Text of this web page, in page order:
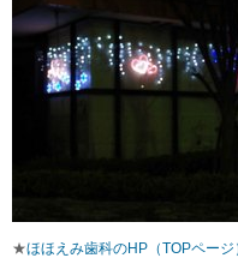
★ほほえみ歯科のHP（TOPペー